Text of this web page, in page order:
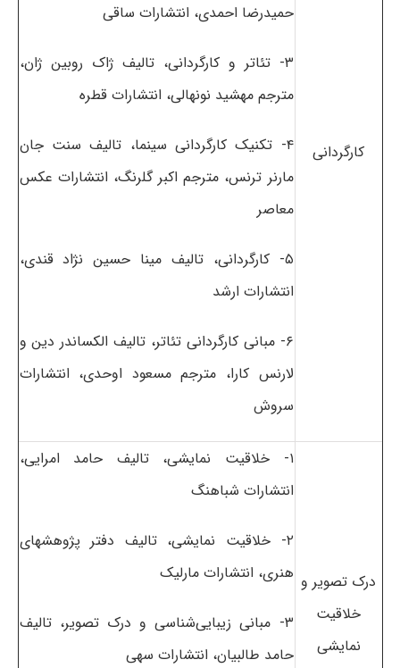
کارگردانی
حمیدرضا احمدی، انتشارات ساقی
۳- تئاتر و کارگردانی، تالیف ژاک روبین ژان،
مترجم مهشید نونهالی، انتشارات قطره
۴- تکنیک کارگردانی سینما، تالیف سنت جان
مارنر ترنس، مترجم اکبر گلرنگ، انتشارات عکس
معاصر
۵- کارگردانی، تالیف مینا حسین نژاد قندی،
انتشارات ارشد
۶- مبانی کارگردانی تئاتر، تالیف الکساندر دین و
لارنس کارا، مترجم مسعود اوحدی، انتشارات
سروش
درک تصویر و
خلاقیت
نمایشی
۱- خلاقیت نمایشی، تالیف حامد امرایی،
انتشارات شباهنگ
۲- خلاقیت نمایشی، تالیف دفتر پژوهشهای
هنری، انتشارات مارلیک
۳- مبانی زیبایی‌شناسی و درک تصویر، تالیف
حامد طالبیان، انتشارات سهی